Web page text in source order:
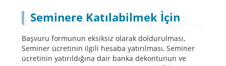
Seminere Katılabilmek İçin
Başvuru formunun eksiksiz olarak doldurulması,
Seminer ücretinin ilgili hesaba yatırılması, Seminer
ücretinin yatırıldığına dair banka dekontunun ve